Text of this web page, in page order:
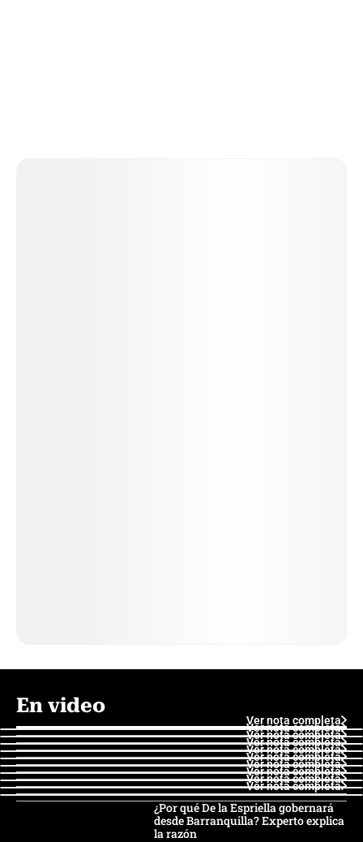
En video
Ver nota completa
Ver nota completa
Ver nota completa
Ver nota completa
Ver nota completa
Ver nota completa
Ver nota completa
Ver nota completa
Ver nota completa
Ver nota completa
¿Por qué De la Espriella gobernará
desde Barranquilla? Experto explica
la razón